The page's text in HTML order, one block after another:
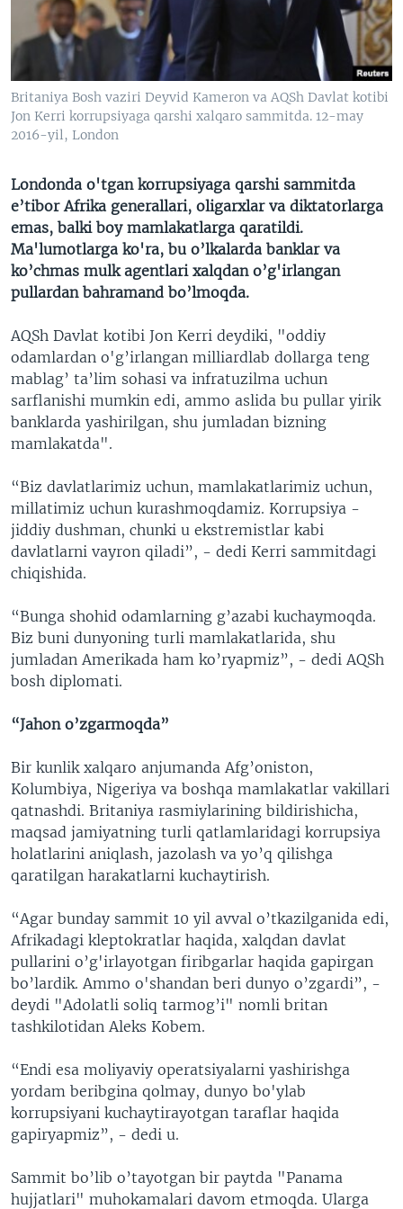
VIDEO
XABARLAR SURATLARDA
ODNOKLASSNIKI
TELEGRAM
TWITTER
SOUNDCLOUD
VOA
Britaniya Bosh vaziri Deyvid Kameron va AQSh Davlat kotibi
Jon Kerri korrupsiyaga qarshi xalqaro sammitda. 12-may
2016-yil, London
Londonda o'tgan korrupsiyaga qarshi sammitda
e’tibor Afrika generallari, oligarxlar va diktatorlarga
emas, balki boy mamlakatlarga qaratildi.
Ma'lumotlarga ko'ra, bu o’lkalarda banklar va
ko’chmas mulk agentlari xalqdan o’g'irlangan
pullardan bahramand bo’lmoqda.
AQSh Davlat kotibi Jon Kerri deydiki, "oddiy
odamlardan o'g’irlangan milliardlab dollarga teng
mablag’ ta’lim sohasi va infratuzilma uchun
sarflanishi mumkin edi, ammo aslida bu pullar yirik
banklarda yashirilgan, shu jumladan bizning
mamlakatda".
“Biz davlatlarimiz uchun, mamlakatlarimiz uchun,
millatimiz uchun kurashmoqdamiz. Korrupsiya -
jiddiy dushman, chunki u ekstremistlar kabi
davlatlarni vayron qiladi”, - dedi Kerri sammitdagi
chiqishida.
“Bunga shohid odamlarning g’azabi kuchaymoqda.
Biz buni dunyoning turli mamlakatlarida, shu
jumladan Amerikada ham ko’ryapmiz”, - dedi AQSh
bosh diplomati.
“Jahon o’zgarmoqda”
Bir kunlik xalqaro anjumanda Afg’oniston,
Kolumbiya, Nigeriya va boshqa mamlakatlar vakillari
qatnashdi. Britaniya rasmiylarining bildirishicha,
maqsad jamiyatning turli qatlamlaridagi korrupsiya
holatlarini aniqlash, jazolash va yo’q qilishga
qaratilgan harakatlarni kuchaytirish.
“Agar bunday sammit 10 yil avval o’tkazilganida edi,
Afrikadagi kleptokratlar haqida, xalqdan davlat
pullarini o’g'irlayotgan firibgarlar haqida gapirgan
bo’lardik. Ammo o'shandan beri dunyo o’zgardi”, -
deydi "Adolatli soliq tarmog’i" nomli britan
tashkilotidan Aleks Kobem.
“Endi esa moliyaviy operatsiyalarni yashirishga
yordam beribgina qolmay, dunyo bo'ylab
korrupsiyani kuchaytirayotgan taraflar haqida
gapiryapmiz”, - dedi u.
Sammit bo’lib o’tayotgan bir paytda "Panama
hujjatlari" muhokamalari davom etmoqda. Ularga